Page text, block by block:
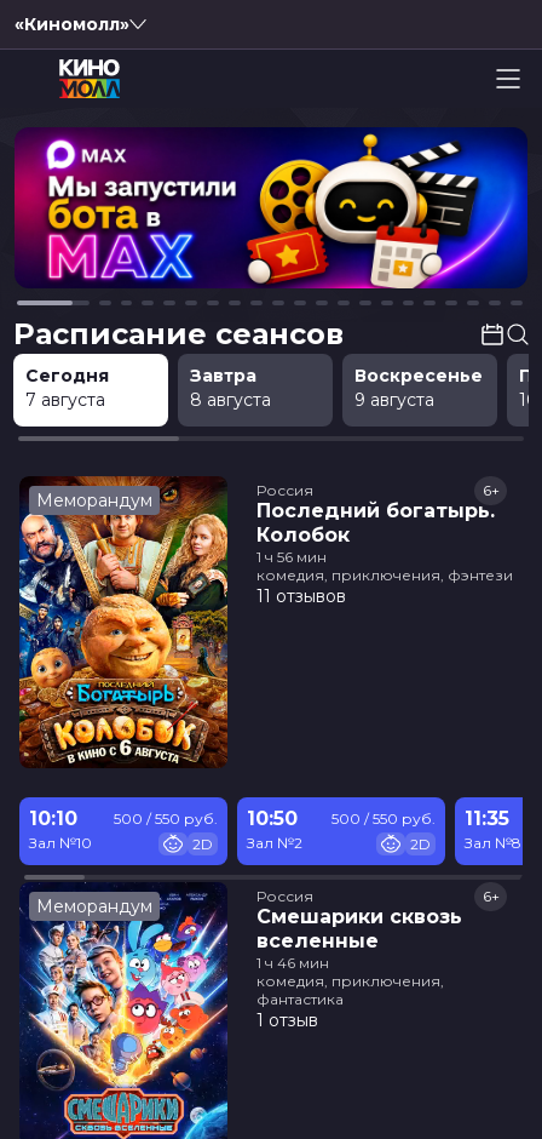
«Киномолл»
Расписание сеансов
Сегодня
7 августа
Завтра
8 августа
Воскресенье
9 августа
10
Меморандум Россия
Последний богатырь.
Колобок
6+
1 ч 56 мин
комедия, приключения, фэнтези
11 отзывов
10:10
Зал №10
500 / 550 руб.
2D
10:50
Зал №2
500 / 550 руб.
2D
11:35
Зал №8
Меморандум Россия
Смешарики сквозь
вселенные
6+
1 ч 46 мин
комедия, приключения,
фантастика
1 отзыв